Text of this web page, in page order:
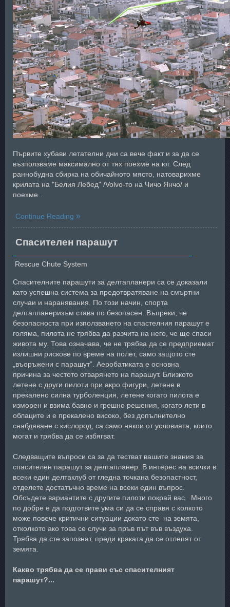
Първите хубави летателни дни са вече факт и за да се
възползваме максимално от тях поехме на юг. След
раннобудна сбирка на обичайното място, натовaрихме
крилата на "Белия Лебед" /Volvo-то на Чичо Янчо/ и
поехме..
Continue Reading
Спасителен парашут
Rescue Chute System
Спасителните парашути за делтапланери са се доказали
като успешна система за предотвратяване на смъртни
случаи и наранявания. По този начин, спорта
делтапланеризъм става по безопасен. Въпреки, че
безопасноста при използването на спастелния парашут е
голяма, пилота не трябва да разчита на него, че ще спаси
живота му. Това означава, че не трябва да се предприемат
излишни рискове по време на полет, само защото сте
„въоръжени с парашут”. Аеробатиката е основна
причина за честото отварянето на парашут. Близкото
летене с други пилоти при акро фигури, летене в
прекалено силна турболенция, летене когато пилота е
изморен и взима бавно и грешно решения, когато лети в
облаците и е прекалено високо, без допълнително
снабдяване с кислород, са само някои от условията, които
могат и трябва да се избягват.
Следващите въпроси са за да тестват вашите знания за
спaсителен парашут за делтапланер. В интерес на всички в
всеки един делтаклуб от гледна точкана безопастност,
отделете достатъчно време на всеки един въпрос.
Обсъдете вариантите с другите пилоти покрай вас. Много
по добре е да подготвите ума си да се справя с колкото
може повече критични ситуации докато сте на земята,
отколкото ако това се случи за пръв път във въздуха.
Трябва да сте запознат, преди краката да се отлепят от
земята.
Какво трябва да се прави със спасителният
парашут?...